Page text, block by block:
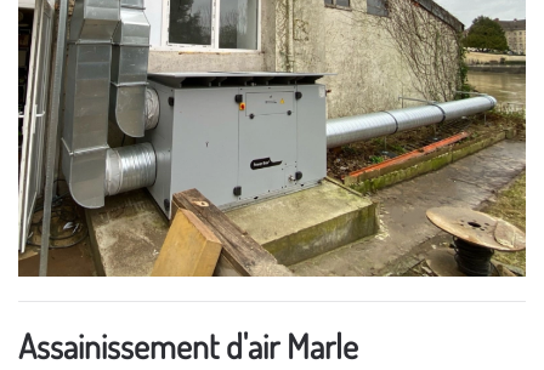
Assainissement d'air Marle